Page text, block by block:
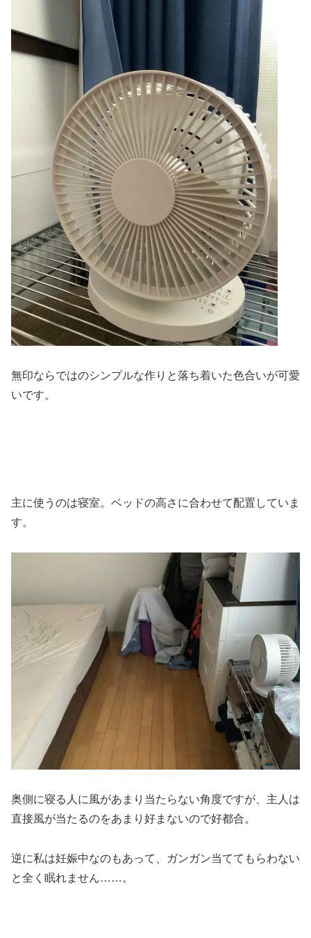
無印ならではのシンプルな作りと落ち着いた色合いが可愛
いです。
主に使うのは寝室。ベッドの高さに合わせて配置していま
す。
奥側に寝る人に風があまり当たらない角度ですが、主人は
直接風が当たるのをあまり好まないので好都合。
逆に私は妊娠中なのもあって、ガンガン当ててもらわない
と全く眠れません……。